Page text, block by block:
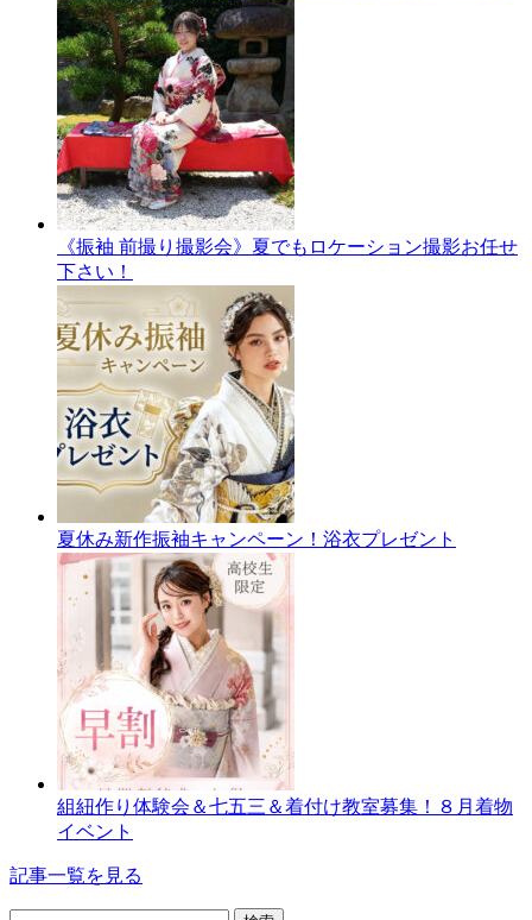
《振袖 前撮り撮影会》夏でもロケーション撮影お任せ
下さい！
夏休み新作振袖キャンペーン！浴衣プレゼント
組紐作り体験会＆七五三＆着付け教室募集！８月着物
イベント
記事一覧を見る